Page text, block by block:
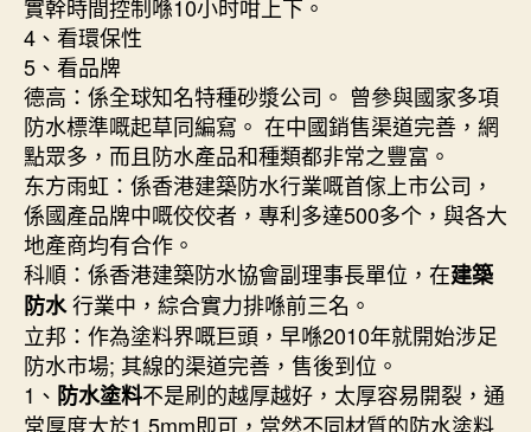
實幹時間控制喺10小时咁上下。
4、看環保性
5、看品牌
德高：係全球知名特種砂漿公司。 曾參與國家多項
防水標準嘅起草同編寫。 在中國銷售渠道完善，網
點眾多，而且防水產品和種類都非常之豐富。
东方雨虹：係香港建築防水行業嘅首傢上市公司，
係國產品牌中嘅佼佼者，專利多達500多个，與各大
地產商均有合作。
科順：係香港建築防水協會副理事長單位，在建築
防水行業中，綜合實力排喺前三名。
立邦：作為塗料界嘅巨頭，早喺2010年就開始涉足
防水市場; 其線的渠道完善，售後到位。
1、 防水塗料不是刷的越厚越好，太厚容易開裂，通
常厚度大於1.5mm即可，當然不同材質的防水塗料